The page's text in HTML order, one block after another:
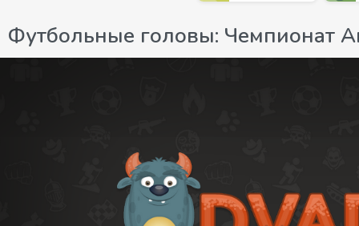
Футбольные головы: Чемпионат